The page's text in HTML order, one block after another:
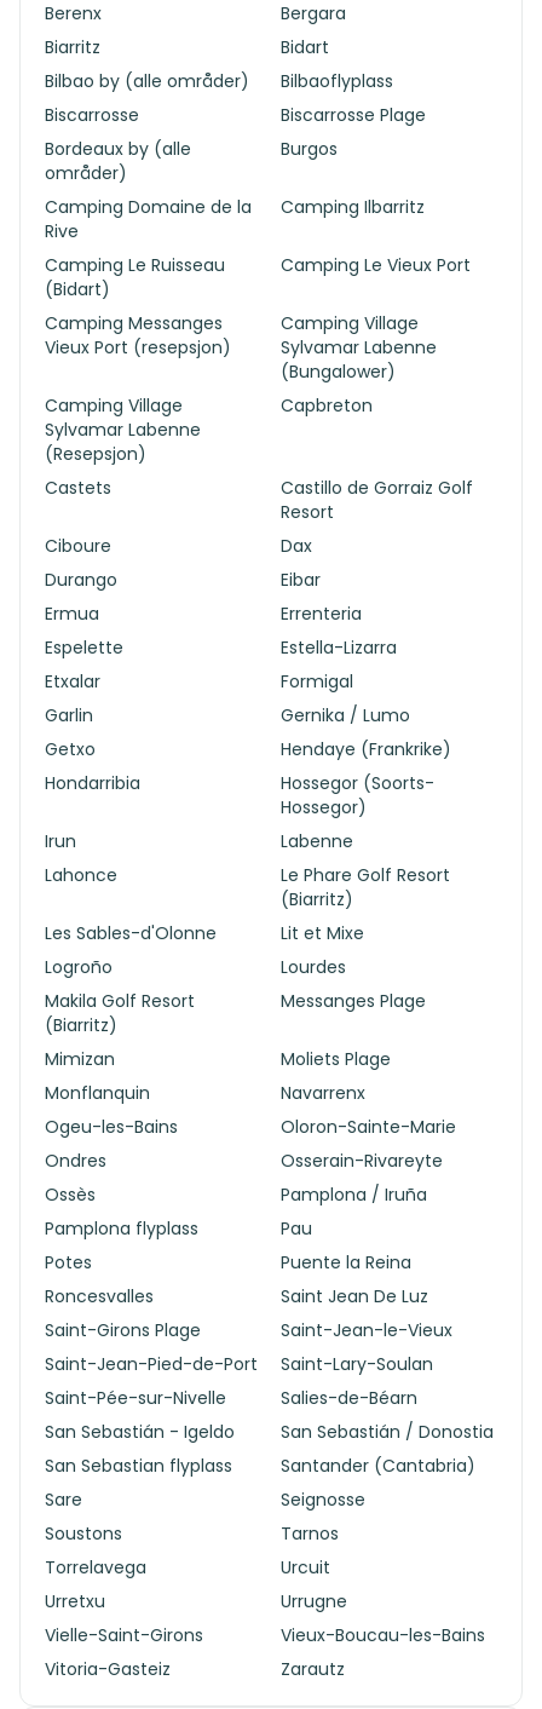
Berenx
Bergara
Biarritz
Bidart
Bilbao by (alle områder)
Bilbaoflyplass
Biscarrosse
Biscarrosse Plage
Bordeaux by (alle
områder)
Burgos
Camping Domaine de la
Rive
Camping Ilbarritz
Camping Le Ruisseau
(Bidart)
Camping Le Vieux Port
Camping Messanges
Vieux Port (resepsjon)
Camping Village
Sylvamar Labenne
(Bungalower)
Camping Village
Sylvamar Labenne
(Resepsjon)
Capbreton
Castets
Castillo de Gorraiz Golf
Resort
Ciboure
Dax
Durango
Eibar
Ermua
Errenteria
Espelette
Estella-Lizarra
Etxalar
Formigal
Garlin
Gernika / Lumo
Getxo
Hendaye (Frankrike)
Hondarribia
Hossegor (Soorts-
Hossegor)
Irun
Labenne
Lahonce
Le Phare Golf Resort
(Biarritz)
Les Sables-d'Olonne
Lit et Mixe
Logroño
Lourdes
Makila Golf Resort
(Biarritz)
Messanges Plage
Mimizan
Moliets Plage
Monflanquin
Navarrenx
Ogeu-les-Bains
Oloron-Sainte-Marie
Ondres
Osserain-Rivareyte
Ossès
Pamplona / Iruña
Pamplona flyplass
Pau
Potes
Puente la Reina
Roncesvalles
Saint Jean De Luz
Saint-Girons Plage
Saint-Jean-le-Vieux
Saint-Jean-Pied-de-Port
Saint-Lary-Soulan
Saint-Pée-sur-Nivelle
Salies-de-Béarn
San Sebastián - Igeldo
San Sebastián / Donostia
San Sebastian flyplass
Santander (Cantabria)
Sare
Seignosse
Soustons
Tarnos
Torrelavega
Urcuit
Urretxu
Urrugne
Vielle-Saint-Girons
Vieux-Boucau-les-Bains
Vitoria-Gasteiz
Zarautz